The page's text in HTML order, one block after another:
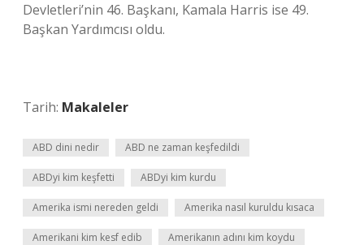
Devletleri’nin 46. Başkanı, Kamala Harris ise 49.
Başkan Yardımcısı oldu.
Tarih: Makaleler
ABD dini nedir ABD ne zaman keşfedildi
ABDyi kim keşfetti ABDyi kim kurdu
Amerika ismi nereden geldi Amerika nasıl kuruldu kısaca
Amerikani kim kesf edib Amerikanın adını kim koydu